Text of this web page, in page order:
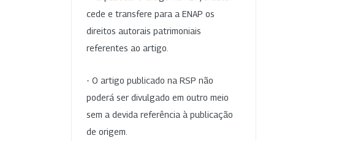
cede e transfere para a ENAP os
direitos autorais patrimoniais
referentes ao artigo.
- O artigo publicado na RSP não
poderá ser divulgado em outro meio
sem a devida referência à publicação
de origem.